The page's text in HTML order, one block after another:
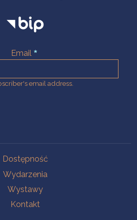
Email
email address.
Dostępność
Wydarzenia
Wystawy
Kontakt